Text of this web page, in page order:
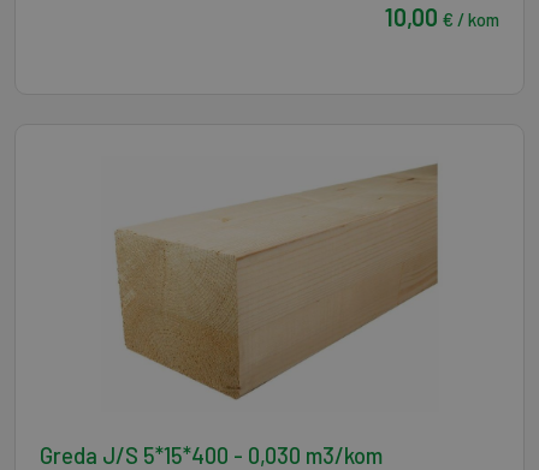
10,00 € / kom
Greda J/S 5*15*400 - 0,030 m3/kom